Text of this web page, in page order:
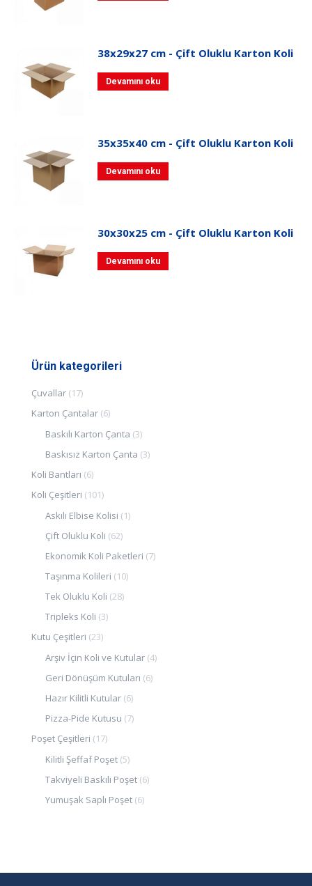
38x29x27 cm - Çift Oluklu Karton Koli
Devamını oku
35x35x40 cm - Çift Oluklu Karton Koli
Devamını oku
30x30x25 cm - Çift Oluklu Karton Koli
Devamını oku
Ürün kategorileri
Çuvallar (17)
Karton Çantalar (6)
Baskılı Karton Çanta (3)
Baskısız Karton Çanta (3)
Koli Bantları (6)
Koli Çeşitleri (101)
Askılı Elbise Kolisi (1)
Çift Oluklu Koli (62)
Ekonomik Koli Paketleri (7)
Taşınma Kolileri (10)
Tek Oluklu Koli (28)
Tripleks Koli (3)
Kutu Çeşitleri (23)
Arşiv İçin Koli ve Kutular (4)
Geri Dönüşüm Kutuları (6)
Hazır Kilitli Kutular (6)
Pizza-Pide Kutusu (7)
Poşet Çeşitleri (17)
Kilitli Şeffaf Poşet (5)
Takviyeli Baskılı Poşet (6)
Yumuşak Saplı Poşet (6)